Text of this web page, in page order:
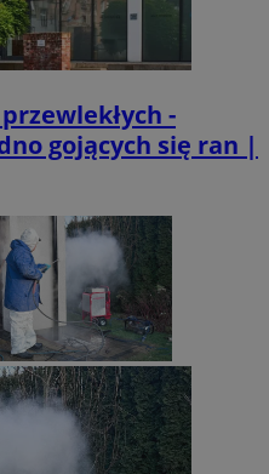
-
gojących się ran |